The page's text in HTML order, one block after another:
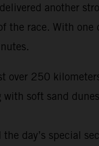
another
the race. With
250
soft sand
the day’s special